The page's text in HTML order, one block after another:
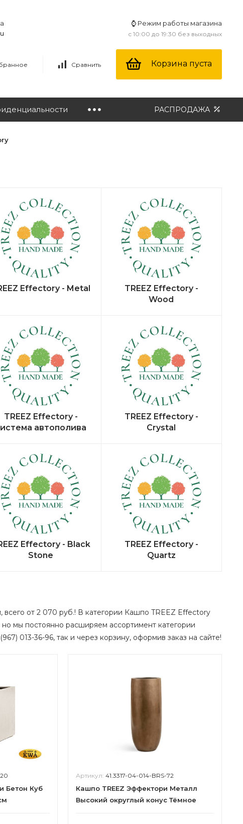
⌚ Режим работы магазина
с 10:00 до 19:30 без выходных
Сравнить Корзина пуста
РАСПРОДАЖА
Effectory - Metal
TREEZ Effectory -
Wood
TREEZ Effectory -
автополива
TREEZ Effectory -
Crystal
Effectory - Black
Stone
TREEZ Effectory -
Quartz
всего от 2 070 руб.! В категории Кашпо TREEZ Effectory
мы постоянно расширяем ассортимент категории
013-36-96, так и через корзину, оформив заказ на сайте!
Бетон Куб
Артикул:41.3317-04-014-BRS-72
Кашпо TREEZ Эффектори Металл
Высокий округлый конус Тёмное